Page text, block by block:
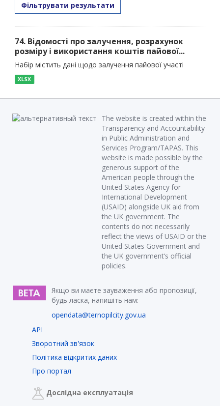
Фільтрувати результати
74. Відомості про залучення, розрахунок
розміру і використання коштів пайової...
Набір містить дані щодо залучення пайової участі
XLSX
The website is created within the
Transparency and Accountability
in Public Administration and
Services Program/TAPAS. This
website is made possible by the
generous support of the
American people through the
United States Agency for
International Development
(USAID) alongside UK aid from
the UK government. The
contents do not necessarily
reflect the views of USAID or the
United States Government and
the UK government’s official
policies.
Якщо ви маєте зауваження або пропозиції,
будь ласка, напишіть нам:
opendata@ternopilcity.gov.ua
API
Зворотний зв'язок
Політика відкритих даних
Про портал
Дослідна експлуатація